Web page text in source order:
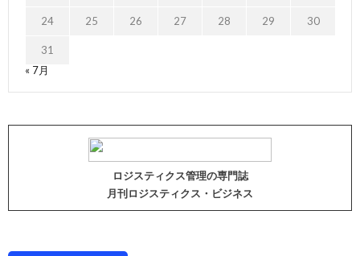
24 25 26 27 28 29 30
31
« 7月
ロジスティクス管理の専門誌
月刊ロジスティクス・ビジネス